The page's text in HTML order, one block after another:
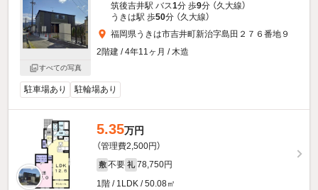
すべての写真
筑後吉井駅 バス1分 歩9分 （久大線）
うきは駅 歩50分 （久大線）
福岡県うきは市吉井町新治字島田２７６番地９
2階建 / 4年11ヶ月 / 木造
駐車場あり 駐輪場あり
5.35万円
（管理費2,500円）
敷 不要 礼 78,750円
1階 / 1LDK / 50.08㎡